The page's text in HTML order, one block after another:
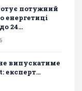
потужний
енергетиці
24...
випускатиме
експерт...